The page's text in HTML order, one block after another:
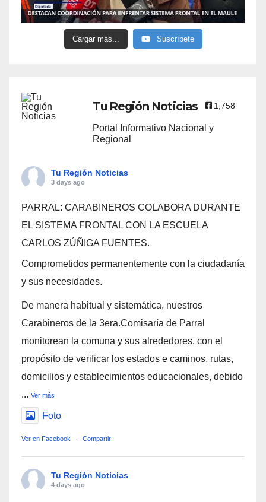
Cargar más... Suscríbete
Tu Región Noticias 1,758
Portal Informativo Nacional y
Regional
Tu Región Noticias
3 days ago
PARRAL: CARABINEROS COLABORA DURANTE
EL SISTEMA FRONTAL CON LA ESCUELA
CARLOS ZÚÑIGA FUENTES.
Comprometidos permanentemente con la ciudadanía
y sus necesidades.
De manera habitual y sistemática, nuestros
Carabineros de la 3era.Comisaría de Parral
monitorean la comuna y sus alrededores, con el
propósito de verificar los estados e caminos, rutas,
domicilios y establecimientos educacionales, debido
... Ver más
Foto
Ver en Facebook · Compartir
Tu Región Noticias
4 days ago